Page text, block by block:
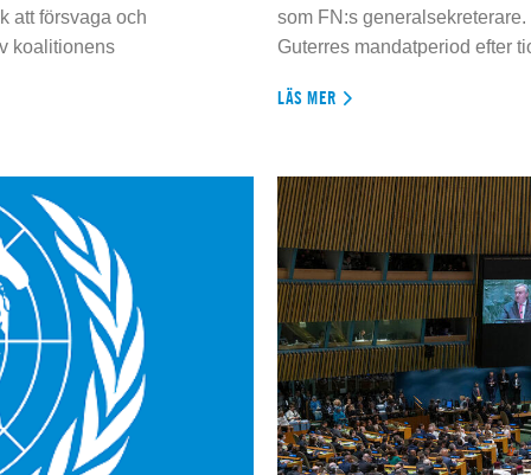
att försvaga och
koalitionens
som FN:s
Guterres mandatperiod efter
LÄS MER